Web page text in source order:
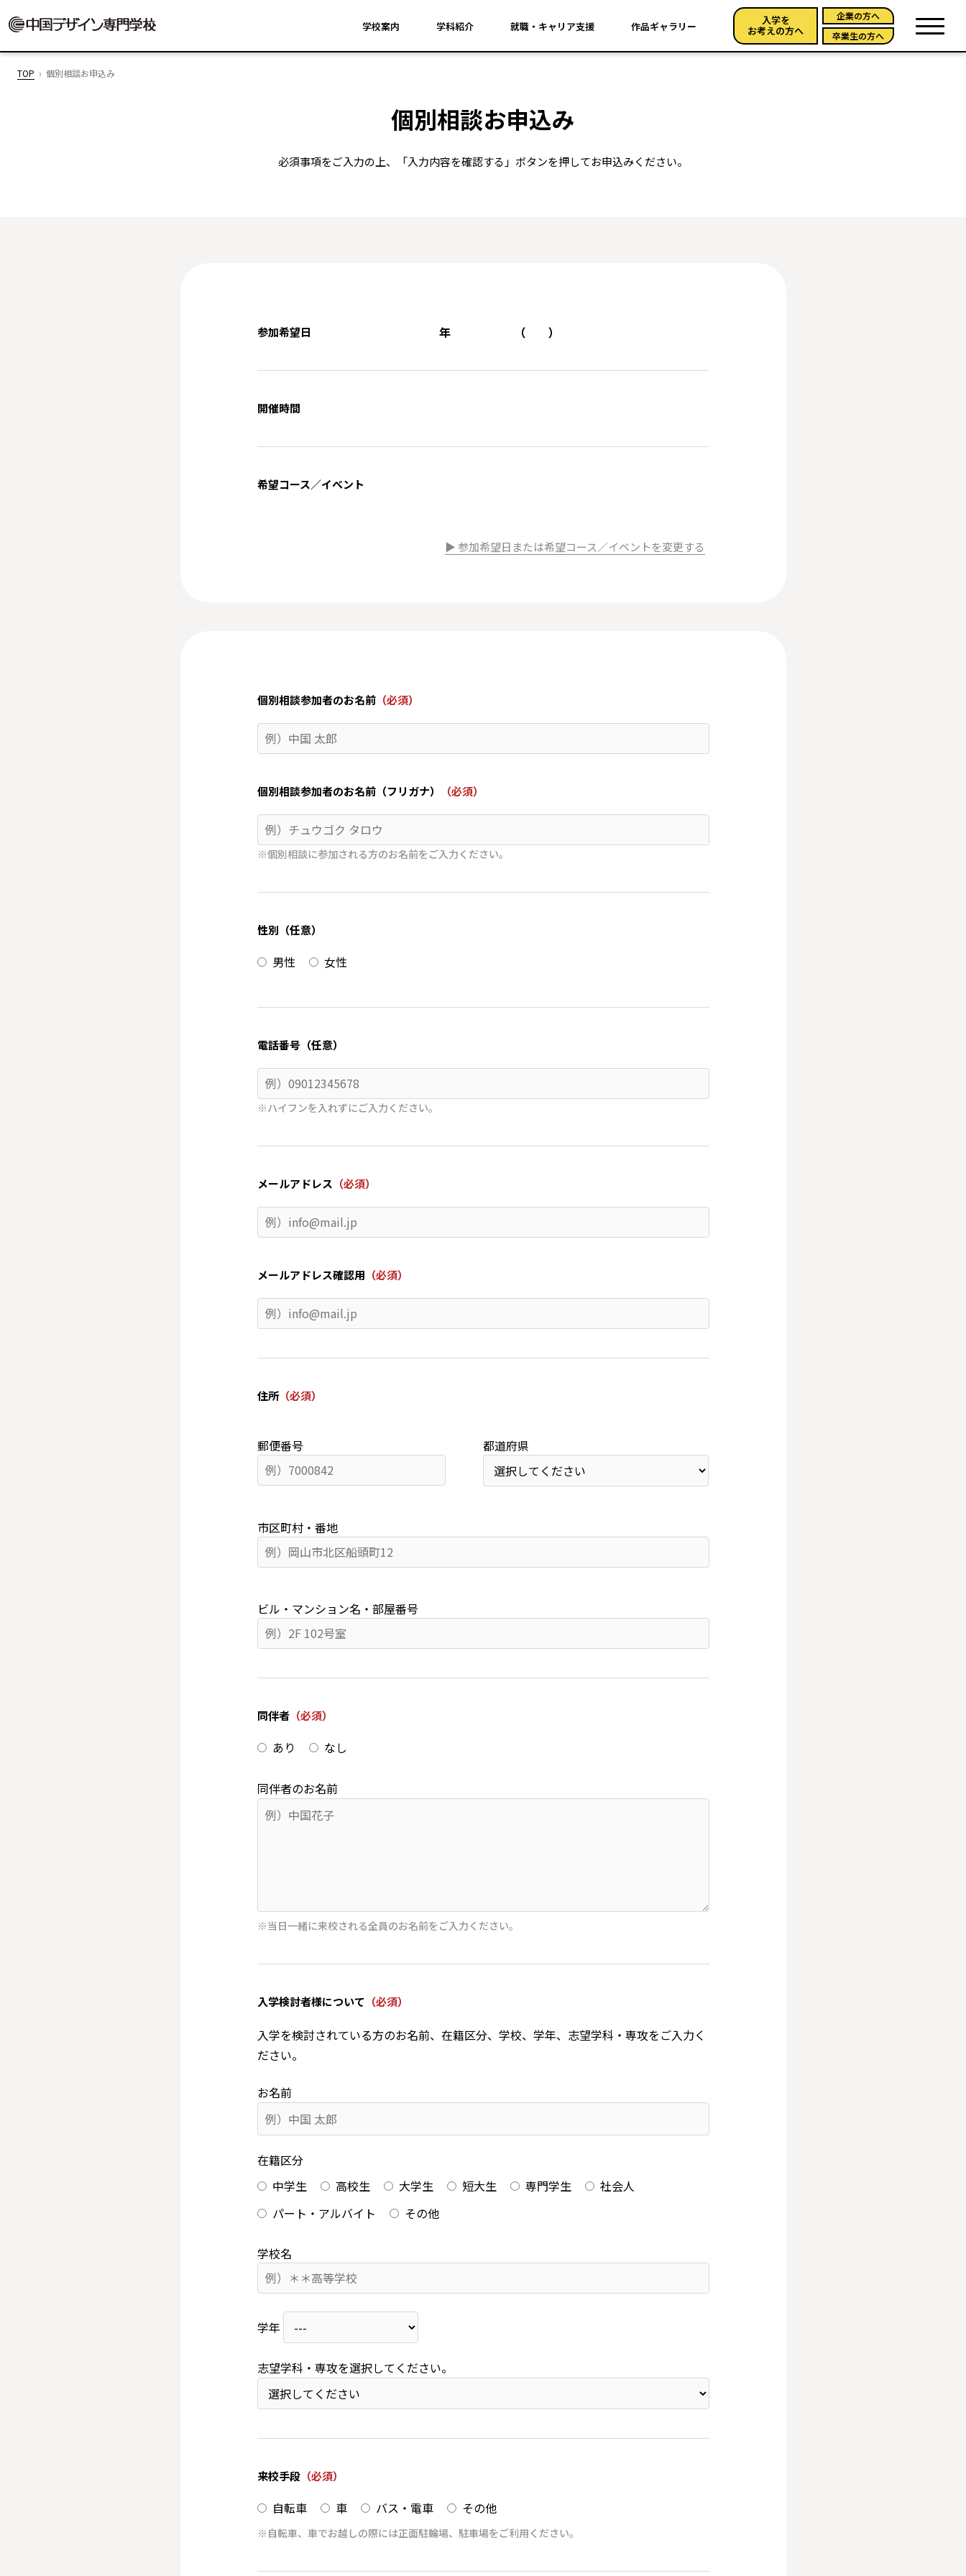
学校案内 学科紹介 就職・キャリア支援 作品ギャラリー 入学を
お考えの方へ
企業の方へ
卒業生の方へ
TOP 個別相談お申込み
個別相談お申込み
必須事項をご入力の上、「入力内容を確認する」ボタンを押してお申込みください。
参加希望日 年 （ ）
開催時間
希望コース／イベント
▶︎ 参加希望日または希望コース／イベントを変更する
個別相談参加者のお名前（必須）
個別相談参加者のお名前（フリガナ） （必須）
※個別相談に参加される方のお名前をご入力ください。
性別（任意）
男性 女性
電話番号（任意）
※ハイフンを入れずにご入力ください。
メールアドレス （必須）
メールアドレス確認用 （必須）
住所（必須）
郵便番号 都道府県
市区町村・番地
ビル・マンション名・部屋番号
同伴者（必須）
あり なし
同伴者のお名前
※当日一緒に来校される全員のお名前をご入力ください。
入学検討者様について （必須）
入学を検討されている方のお名前、在籍区分、学校、学年、志望学科・専攻をご入力く
ださい。
お名前
在籍区分
中学生
高校生 大学生 短大生 専門学生
社会人
パート・アルバイト
その他
学校名
学年
志望学科・専攻を選択してください。
来校手段（必須）
自転車 車 バス・電車 その他
※自転車、車でお越しの際には正面駐輪場、駐車場をご利用ください。